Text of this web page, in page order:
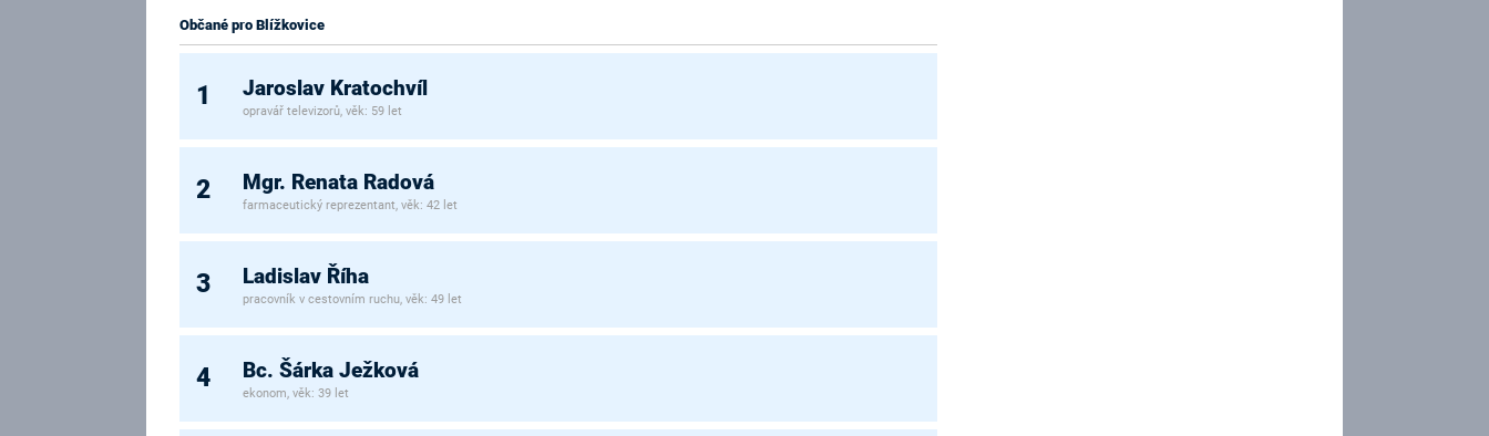
Občané pro Blížkovice
1 Jaroslav Kratochvíl
opravář televizorů, věk: 59 let
2 Mgr. Renata Radová
farmaceutický reprezentant, věk: 42 let
3 Ladislav Říha
pracovník v cestovním ruchu, věk: 49 let
4 Bc. Šárka Ježková
ekonom, věk: 39 let